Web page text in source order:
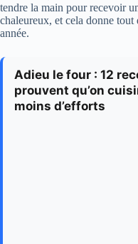
tendre la main pour recevoir
chaleureux, et cela donne
année.
Adieu le four : 12
prouvent qu’on
moins d’efforts